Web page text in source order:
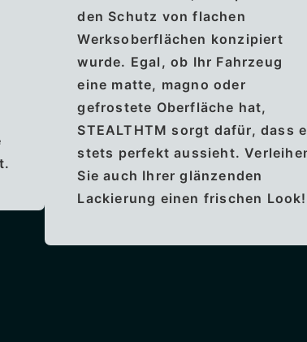
den Schutz von flachen
Werksoberflächen konzipiert
wurde. Egal, ob Ihr Fahrzeug
eine matte, magno oder
gefrostete Oberfläche hat,
STEALTHTM sorgt dafür, dass
stets perfekt aussieht.
Sie auch Ihrer glänzenden
Lackierung einen frischen Look!